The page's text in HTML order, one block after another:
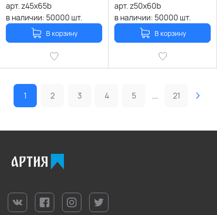
арт.z45x65b
в наличии: 50000 шт.
В корзину
арт.z50x60b
в наличии: 50000 шт.
В корзину
1 2 3 4 5 ... 21